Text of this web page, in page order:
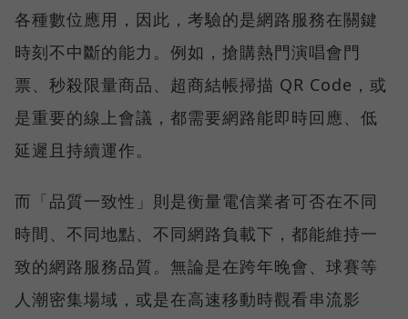
各種數位應用，因此，考驗的是網路服務在關鍵
時刻不中斷的能力。例如，搶購熱門演唱會門
票、秒殺限量商品、超商結帳掃描 QR Code，或
是重要的線上會議，都需要網路能即時回應、低
延遲且持續運作。
而「品質一致性」則是衡量電信業者可否在不同
時間、不同地點、不同網路負載下，都能維持一
致的網路服務品質。無論是在跨年晚會、球賽等
人潮密集場域，或是在高速移動時觀看串流影